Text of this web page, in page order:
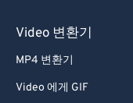
Video 변환기
MP4 변환기
Video 에게 GIF